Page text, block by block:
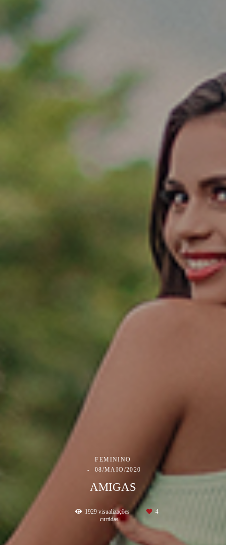
FEMININO
08/MAIO/2020
AMIGAS
1929 visualizações
4
curtidas